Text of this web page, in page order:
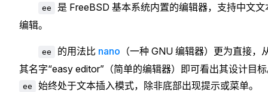
ee
是 FreeBSD 基本系统内置的编辑器，支持中文文
编辑。
ee 的用法比 nano （一种 GNU 编辑器）更为直接，
其名字“easy editor”（简单的编辑器）即可看出其设计目
ee 始终处于文本插入模式，除非底部出现提示或菜单。